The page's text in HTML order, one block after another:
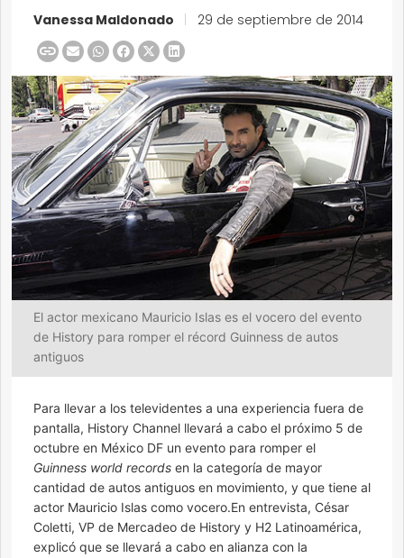
Vanessa Maldonado 29 de septiembre de 2014
El actor mexicano Mauricio Islas es el vocero del evento
de History para romper el récord Guinness de autos
antiguos
Para llevar a los televidentes a una experiencia fuera de
pantalla, History Channel llevará a cabo el próximo 5 de
octubre en México DF un evento para romper el
Guinness world records en la categoría de mayor
cantidad de autos antiguos en movimiento, y que tiene al
actor Mauricio Islas como vocero.En entrevista, César
Coletti, VP de Mercadeo de History y H2 Latinoamérica,
explicó que se llevará a cabo en alianza con la